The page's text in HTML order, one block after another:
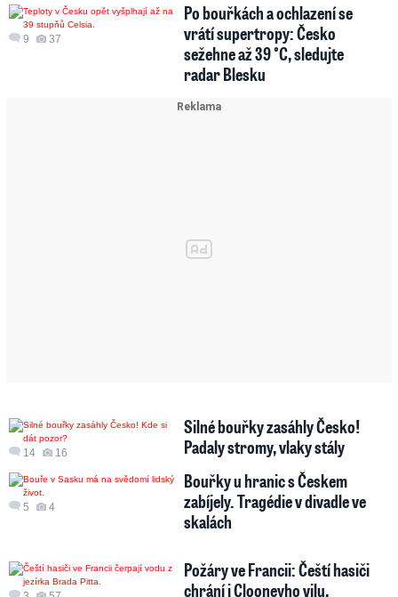
9 37
Po bouřkách a ochlazení se
vrátí supertropy: Česko
sežehne až 39 °C, sledujte
radar Blesku
14 16
Silné bouřky zasáhly Česko!
Padaly stromy, vlaky stály
5 4
Bouřky u hranic s Českem
zabíjely. Tragédie v divadle ve
skalách
Požáry ve Francii: Čeští hasiči
chrání i Clooneyho vilu,